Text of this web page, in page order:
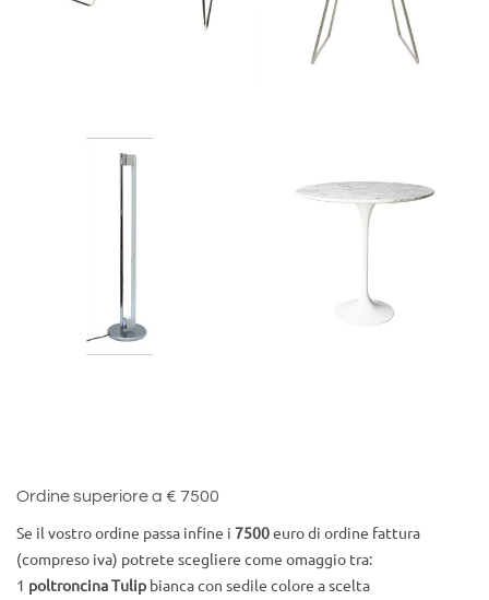
Ordine superiore a € 7500
Se il vostro ordine passa infine i 7500euro di ordine fattura
(compreso iva) potrete scegliere come omaggio tra:
1 poltroncina Tulip bianca con sedile colore a scelta